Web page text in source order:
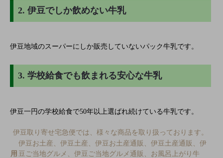
2. 伊豆でしか飲めない牛乳
伊豆地域のスーパーにしか販売していないパック牛乳です。
3. 学校給食でも飲まれる安心な牛乳
伊豆一円の学校給食で50年以上選ばれ続けている牛乳です。
伊豆取り寄せ宅急便では、様々な商品を取り扱っております。
用
伊豆お土産、伊豆土産、伊豆お土産通販、伊豆土産通販、伊
豆ご当地グルメ、伊豆ご当地グルメ通販、お風呂上がり牛